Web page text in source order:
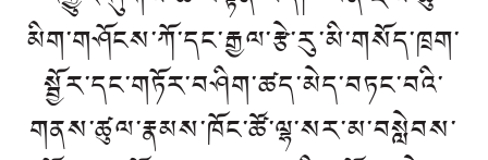
མིག་གཤོངས་ཀོ་དང་རྒྱལ་རྩེ་རུ་མི་གསོད་ཁྲག་
སྦྱོར་དང་གཏོར་བཤིག་ཚད་མེད་བཏང་བའི་
གནས་ཚུལ་རྣམས་ཁོང་ཚོ་ལྷ་སར་མ་བསླེབས་